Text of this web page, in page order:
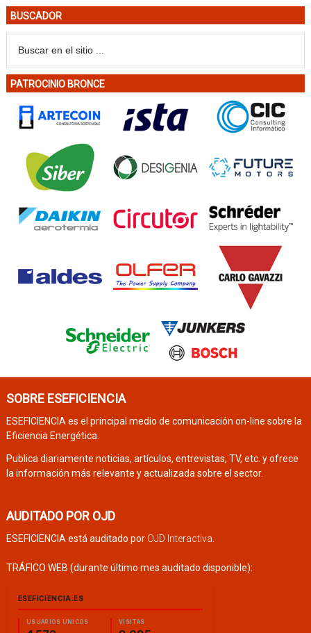
BUSCADOR
PATROCINIO BRONCE
SOBRE ESEFICIENCIA
ESEFICIENCIA es el principal medio de comunicación on-line sobre la
Eficiencia Energética.
Publica diariamente noticias, artículos, entrevistas, TV, etc. y ofrece
la información más relevante y actualizada sobre el sector.
AUDITADO POR OJD
ESEFICIENCIA está auditado por OJD Interactiva
TRÁFICO WEB (durante último mes auditado disponible):